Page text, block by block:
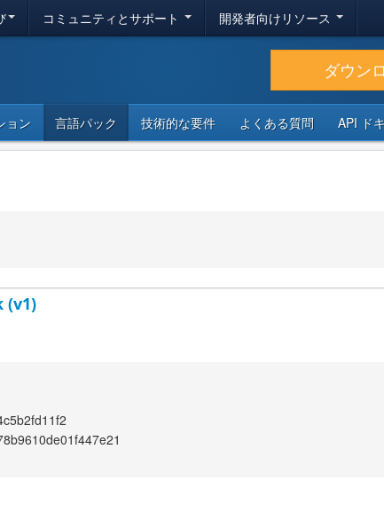
コミュニティとサポート 開発者向けリソース
ダウン
ョン 言語パック 技術的な要件 よくある質問 API ド
(v1)